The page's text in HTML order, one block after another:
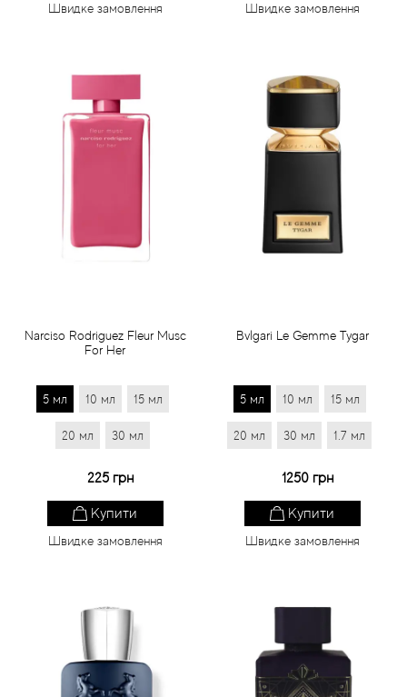
Швидке замовлення Швидке замовлення
Narciso Rodriguez Fleur Musc
For Her
5 мл 10 мл 15 мл
20 мл 30 мл
225 грн
Купити
Швидке замовлення
Bvlgari Le Gemme Tygar
5 мл 10 мл 15 мл
20 мл 30 мл 1.7 мл
1250 грн
Купити
Швидке замовлення